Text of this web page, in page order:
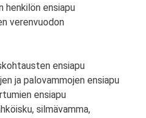
henkilön ensiapu
verenvuodon
ensiapu
ja palovammojen ensiapu
ensiapu
silmävamma,